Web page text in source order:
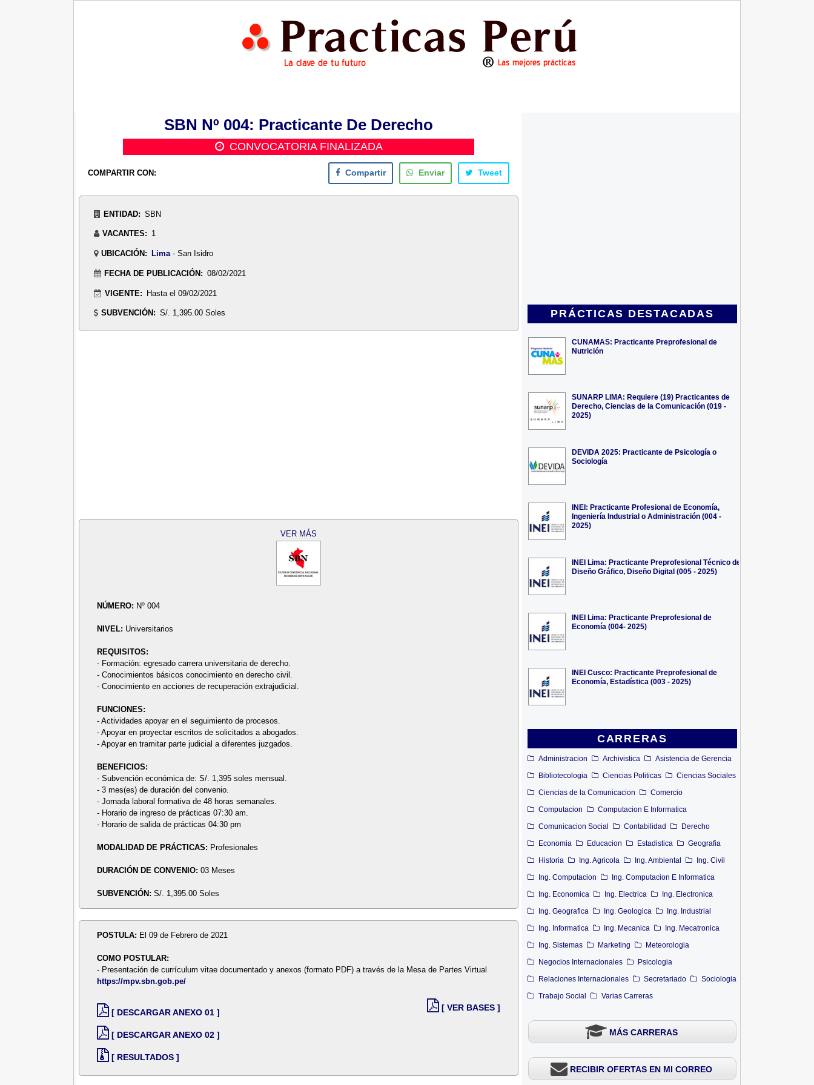
PRÁCTICAS DESTACADAS
CUNAMAS: Practicante Preprofesional de
Nutrición
SUNARP LIMA: Requiere (19) Practicantes de
Derecho, Ciencias de la Comunicación (019 -
2025)
DEVIDA 2025: Practicante de Psicología o
Sociología
INEI: Practicante Profesional de Economía,
Ingeniería Industrial o Administración (004 -
2025)
INEI Lima: Practicante Preprofesional Técnico de
Diseño Gráfico, Diseño Digital (005 - 2025)
INEI Lima: Practicante Preprofesional de
Economía (004- 2025)
INEI Cusco: Practicante Preprofesional de
Economía, Estadística (003 - 2025)
CARRERAS
Administracion Archivistica
Asistencia de Gerencia
Bibliotecologia
Ciencias Politicas
Ciencias Sociales
Ciencias de la Comunicacion
Comercio
Computacion
Computacion E Informatica
Comunicacion Social
Contabilidad
Derecho
Economia
Educacion Estadistica
Geografia
Historia
Ing. Agricola Ing. Ambiental
Ing. Civil
Ing. Computacion
Ing. Computacion E Informatica
Ing. Economica
Ing. Electrica
Ing. Electronica
Ing. Geografica
Ing. Geologica
Ing. Industrial
Ing. Informatica
Ing. Mecanica
Ing. Mecatronica
Ing. Sistemas
Marketing
Meteorologia
Negocios Internacionales
Psicologia
Relaciones Internacionales
Secretariado
Sociologia
Trabajo Social
Varias Carreras
MÁS CARRERAS
RECIBIR OFERTAS EN MI CORREO
SBN Nº 004: Practicante De Derecho
CONVOCATORIA FINALIZADA
COMPARTIR CON: Compartir Enviar Tweet
ENTIDAD: SBN
VACANTES: 1
UBICACIÓN: Lima- San Isidro
FECHA DE PUBLICACIÓN: 08/02/2021
VIGENTE: Hasta el 09/02/2021
SUBVENCIÓN: S/. 1,395.00 Soles
VER MÁS
NÚMERO: Nº 004
NIVEL: Universitarios
REQUISITOS:
- Formación: egresado carrera universitaria de derecho.
- Conocimientos básicos conocimiento en derecho civil.
- Conocimiento en acciones de recuperación extrajudicial.
FUNCIONES:
- Actividades apoyar en el seguimiento de procesos.
- Apoyar en proyectar escritos de solicitados a abogados.
- Apoyar en tramitar parte judicial a diferentes juzgados.
BENEFICIOS:
- Subvención económica de: S/. 1,395 soles mensual.
- 3 mes(es) de duración del convenio.
- Jornada laboral formativa de 48 horas semanales.
- Horario de ingreso de prácticas 07:30 am.
- Horario de salida de prácticas 04:30 pm
MODALIDAD DE PRÁCTICAS: Profesionales
DURACIÓN DE CONVENIO:03 Meses
SUBVENCIÓN:S/. 1,395.00 Soles
POSTULA: El 09 de Febrero de 2021
COMO POSTULAR:
- Presentación de currículum vitae documentado y anexos (formato PDF) a través de la Mesa de Partes Virtual
https://mpv.sbn.gob.pe/
[ DESCARGAR ANEXO 01 ]
[ DESCARGAR ANEXO 02 ]
[ RESULTADOS ]
[ VER BASES ]